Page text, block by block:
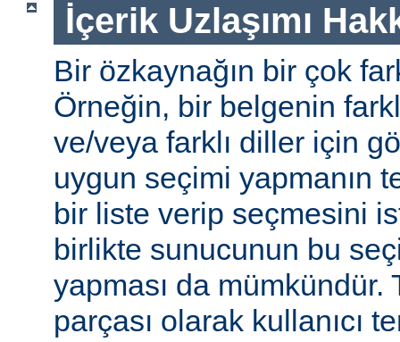
İçerik Uzlaşımı
Bir özkaynağın bir çok
Örneğin, bir belgenin
ve/veya farklı diller için
uygun seçimi yapmanın
bir liste verip seçmesini
birlikte sunucunun bu
yapması da mümkündür.
parçası olarak kullanıcı